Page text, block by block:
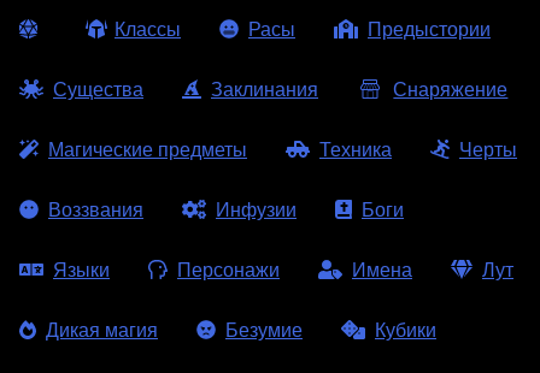
Классы Расы Предыстории
Существа Заклинания Снаряжение
Магические предметы Техника Черты
Воззвания Инфузии Боги
Языки Персонажи Имена Лут
Дикая магия Безумие Кубики